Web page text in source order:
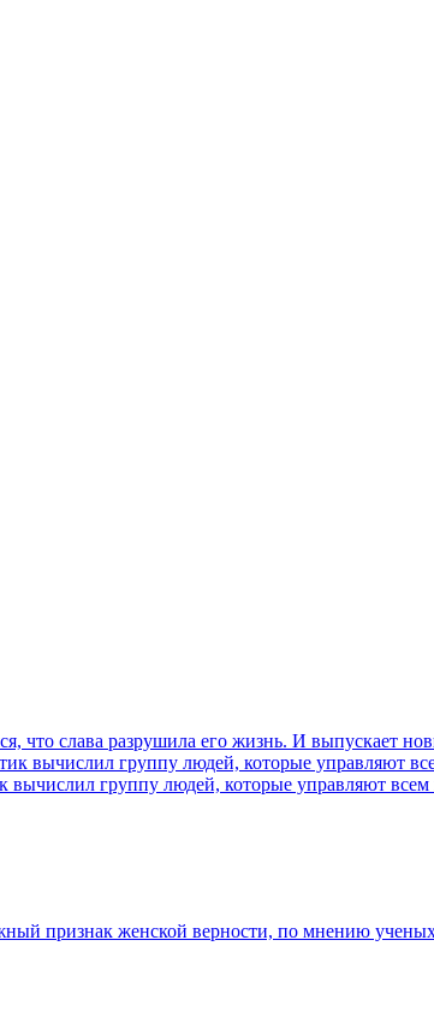
что слава разрушила его жизнь. И выпускает
вычислил группу людей, которые управляют
признак женской верности, по мнению